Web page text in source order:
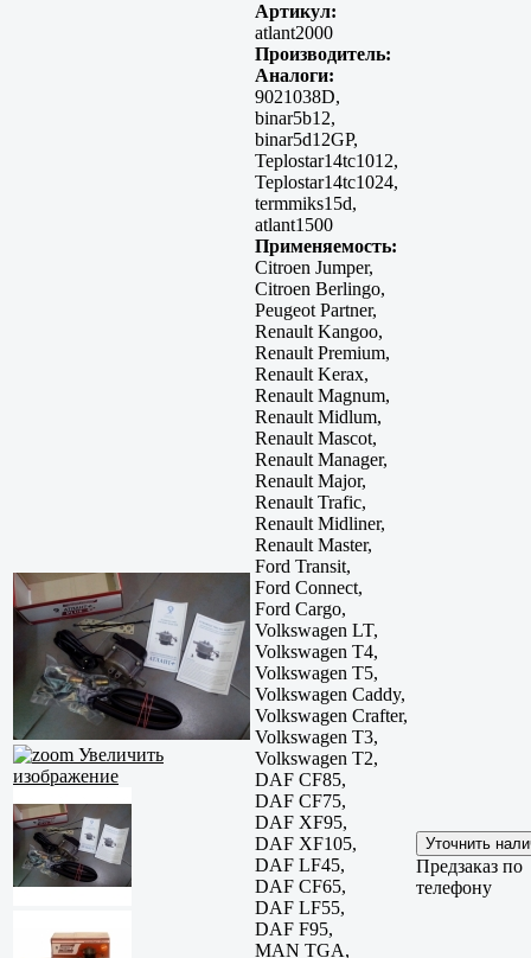
Увеличить
изображение
Артикул:
atlant2000
Производитель:
Аналоги:
9021038D,
binar5b12,
binar5d12GP,
Teplostar14tc1012,
Teplostar14tc1024,
termmiks15d,
atlant1500
Применяемость:
Citroen Jumper,
Citroen Berlingo,
Peugeot Partner,
Renault Kangoo,
Renault Premium,
Renault Kerax,
Renault Magnum,
Renault Midlum,
Renault Mascot,
Renault Manager,
Renault Major,
Renault Trafic,
Renault Midliner,
Renault Master,
Ford Transit,
Ford Connect,
Ford Cargo,
Volkswagen LT,
Volkswagen T4,
Volkswagen T5,
Volkswagen Caddy,
Volkswagen Crafter,
Volkswagen T3,
Volkswagen T2,
DAF CF85,
DAF CF75,
DAF XF95,
DAF XF105,
DAF LF45,
DAF CF65,
DAF LF55,
DAF F95,
MAN TGA,
Предзаказ по
телефону